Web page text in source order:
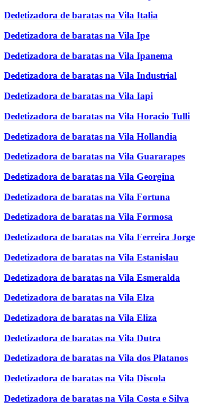
Dedetizadora de baratas na Vila Italia
Dedetizadora de baratas na Vila Ipe
Dedetizadora de baratas na Vila Ipanema
Dedetizadora de baratas na Vila Industrial
Dedetizadora de baratas na Vila Iapi
Dedetizadora de baratas na Vila Horacio Tulli
Dedetizadora de baratas na Vila Hollandia
Dedetizadora de baratas na Vila Guararapes
Dedetizadora de baratas na Vila Georgina
Dedetizadora de baratas na Vila Fortuna
Dedetizadora de baratas na Vila Formosa
Dedetizadora de baratas na Vila Ferreira Jorge
Dedetizadora de baratas na Vila Estanislau
Dedetizadora de baratas na Vila Esmeralda
Dedetizadora de baratas na Vila Elza
Dedetizadora de baratas na Vila Eliza
Dedetizadora de baratas na Vila Dutra
Dedetizadora de baratas na Vila dos Platanos
Dedetizadora de baratas na Vila Discola
Dedetizadora de baratas na Vila Costa e Silva